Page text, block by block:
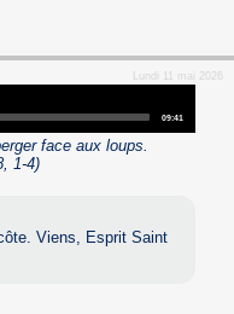
Lundi 11 mai 2026
Total
duration
09:41
face aux loups.
1-4)
Viens, Esprit Saint